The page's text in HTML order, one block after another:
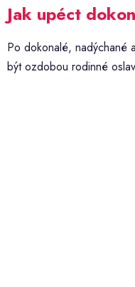
Jak upéct
Po dokonalé, nadýchané
být ozdobou rodinné